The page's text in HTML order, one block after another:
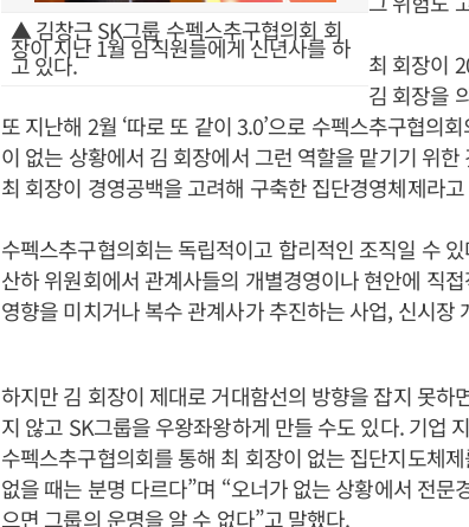
▲ 김창근 SK그룹 수펙스추구협의회 회
장이 지난 1월 임직원들에게 신년사를 하
고 있다.
최 회장이
김 회장을
또 지난해 2월 ‘따로 또 같이 3.0’으로 수펙스추구협의
이 없는 상황에서 김 회장에서 그런 역할을 맡기기 위
최 회장이 경영공백을 고려해 구축한 집단경영체제라
수펙스추구협의회는 독립적이고 합리적인 조직일 수
산하 위원회에서 관계사들의 개별경영이나 현안에 직
영향을 미치거나 복수 관계사가 추진하는 사업, 신시장
하지만 김 회장이 제대로 거대함선의 방향을 잡지 못하
지 않고 SK그룹을 우왕좌왕하게 만들 수도 있다. 기업
수펙스추구협의회를 통해 최 회장이 없는 집단지도체
없을 때는 분명 다르다”며 “오너가 없는 상황에서 전
으면 그룹의 운명을 알 수 없다”고 말했다.